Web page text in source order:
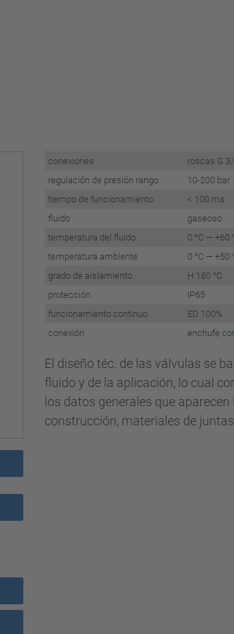
conexiones
roscas G
regulación de presión rango
10-200 bar
tiempo de funcionamiento
< 100 ms
fluido
gaseoso
temperatura del fluido
0 °C — +60
temperatura ambiente
0 °C — +50
grado de aislamiento
H 180 °C
protección
IP65
funcionamiento continuo
ED 100%
conexión
enchufe
El diseño téc. de las válvulas se
fluido y de la aplicación, lo cual
los datos generales que
construcción, materiales de